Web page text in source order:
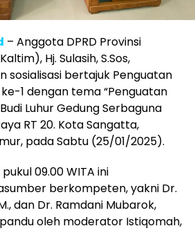
– Anggota DPRD Provinsi
Hj. Sulasih, S.Sos,
sosialisasi bertajuk Penguatan
1 dengan tema “Penguatan
Luhur Gedung Serbaguna
RT 20. Kota Sangatta,
pada Sabtu (25/01/2025).
09.00 WITA ini
berkompeten, yakni Dr.
dan Dr. Ramdani Mubarok,
oleh moderator Istiqomah,